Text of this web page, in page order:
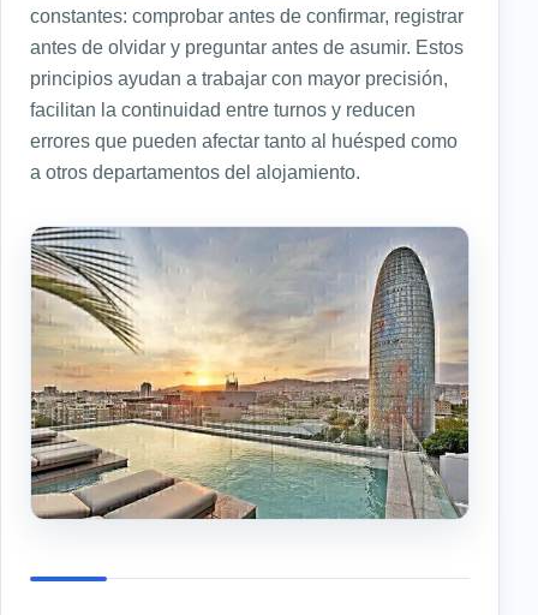
constantes: comprobar antes de confirmar, registrar
antes de olvidar y preguntar antes de asumir. Estos
principios ayudan a trabajar con mayor precisión,
facilitan la continuidad entre turnos y reducen
errores que pueden afectar tanto al huésped como
a otros departamentos del alojamiento.